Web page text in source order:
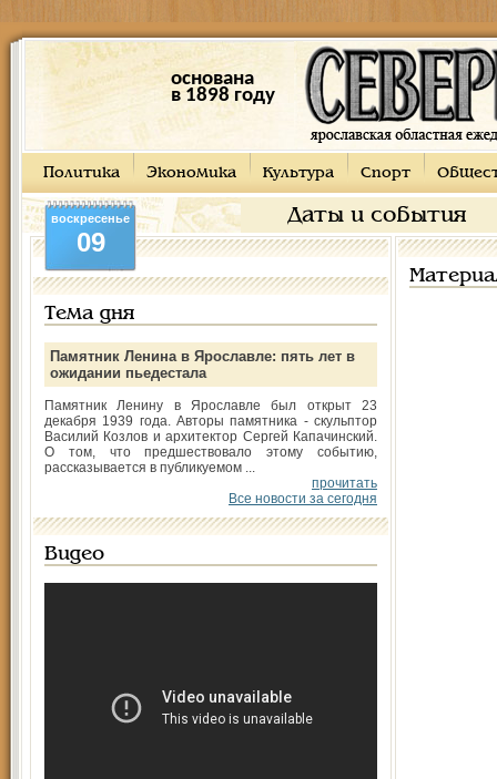
основана
в 1898 году
Политика Экономика Культура Спорт
Даты и события
воскресенье
09
Тема дня
Памятник Ленина в Ярославле: пять лет в
ожидании пьедестала
Памятник Ленину в Ярославле был открыт 23
декабря 1939 года. Авторы памятника - скульптор
Василий Козлов и архитектор Сергей Капачинский.
О том, что предшествовало этому событию,
рассказывается в публикуемом ...
прочитать
Все новости за сегодня
Видео